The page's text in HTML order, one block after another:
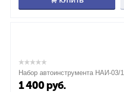
Набор автоинструмента НАИ-03/
1 400 руб.